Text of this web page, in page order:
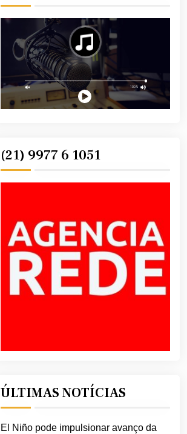
(21) 9977 6 1051
ÚLTIMAS NOTÍCIAS
El Niño pode impulsionar avanço da